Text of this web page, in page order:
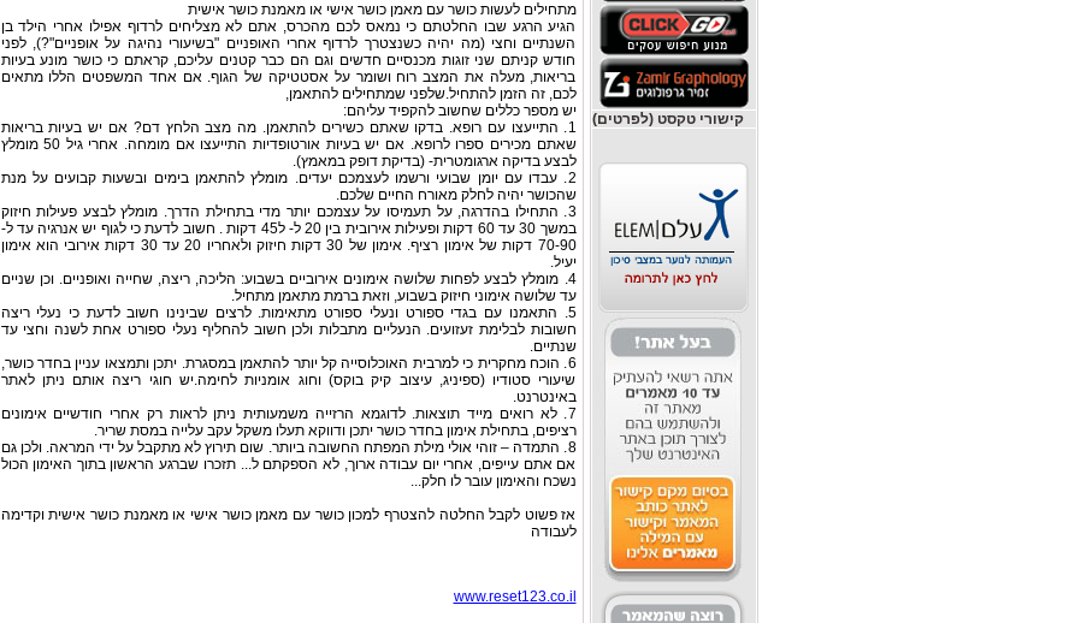
קישורי טקסט (לפרטים)
מתחילים לעשות כושר עם מאמן כושר אישי או מאמנת כושר אישית
הגיע הרגע שבו החלטתם כי נמאס לכם מהכרס, אתם לא מצליחים לרדוף אפילו אחרי הילד בן
השנתיים וחצי (מה יהיה כשנצטרך לרדוף אחרי האופניים "בשיעורי נהיגה על אופניים"?), לפני
חודש קניתם שני זוגות מכנסיים חדשים וגם הם כבר קטנים עליכם, קראתם כי כושר מונע בעיות
בריאות, מעלה את המצב רוח ושומר על אסטטיקה של הגוף. אם אחד המשפטים הללו מתאים
לכם, זה הזמן להתחיל.שלפני שמתחילים להתאמן,
יש מספר כללים שחשוב להקפיד עליהם:
1. התייעצו עם רופא. בדקו שאתם כשירים להתאמן. מה מצב הלחץ דם? אם יש בעיות בריאות
שאתם מכירים ספרו לרופא. אם יש בעיות אורטופדיות התייעצו אם מומחה. אחרי גיל 50 מומלץ
לבצע בדיקה ארגומטרית- (בדיקת דופק במאמץ).
2. עבדו עם יומן שבועי ורשמו לעצמכם יעדים. מומלץ להתאמן בימים ובשעות קבועים על מנת
שהכושר יהיה לחלק מאורח החיים שלכם.
3. התחילו בהדרגה, על תעמיסו על עצמכם יותר מדי בתחילת הדרך. מומלץ לבצע פעילות חיזוק
במשך 30 עד 60 דקות ופעילות אירובית בין 20 ל- ל45 דקות . חשוב לדעת כי לגוף יש אנרגיה עד ל-
70-90 דקות של אימון רציף. אימון של 30 דקות חיזוק ולאחריו 20 עד 30 דקות אירובי הוא אימון
יעיל.
4. מומלץ לבצע לפחות שלושה אימונים אירוביים בשבוע: הליכה, ריצה, שחייה ואופניים. וכן שניים
עד שלושה אימוני חיזוק בשבוע, וזאת ברמת מתאמן מתחיל.
5. התאמנו עם בגדי ספורט ונעלי ספורט מתאימות. לרצים שבינינו חשוב לדעת כי נעלי ריצה
חשובות לבלימת זעזועים. הנעליים מתבלות ולכן חשוב להחליף נעלי ספורט אחת לשנה וחצי עד
שנתיים.
6. הוכח מחקרית כי למרבית האוכלוסייה קל יותר להתאמן במסגרת. יתכן ותמצאו עניין בחדר כושר,
שיעורי סטודיו (ספיניג, עיצוב קיק בוקס) וחוג אומניות לחימה.יש חוגי ריצה אותם ניתן לאתר
באינטרנט.
7. לא רואים מייד תוצאות. לדוגמא הרזייה משמעותית ניתן לראות רק אחרי חודשיים אימונים
רציפים, בתחילת אימון בחדר כושר יתכן ודווקא תעלו משקל עקב עלייה במסת שריר.
8. התמדה – זוהי אולי מילת המפתח החשובה ביותר. שום תירוץ לא מתקבל על ידי המראה. ולכן גם
אם אתם עייפים, אחרי יום עבודה ארוך, לא הספקתם ל... תזכרו שברגע הראשון בתוך האימון הכול
נשכח והאימון עובר לו חלק...
אז פשוט לקבל החלטה להצטרף למכון כושר עם מאמן כושר אישי או מאמנת כושר אישית וקדימה
לעבודה
www.reset123.co.il